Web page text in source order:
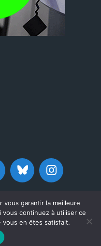
2003 / 2026
vous garantir la meilleure
continuez à utiliser ce
vous en êtes satisfait.